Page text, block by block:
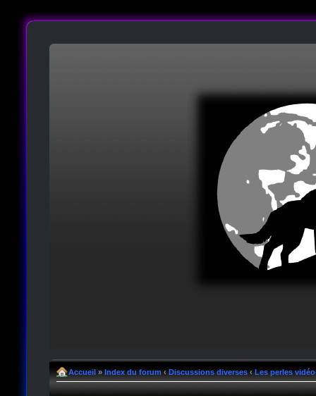
Accueil » Index du forum ‹ Discussions diverses ‹ Les perles